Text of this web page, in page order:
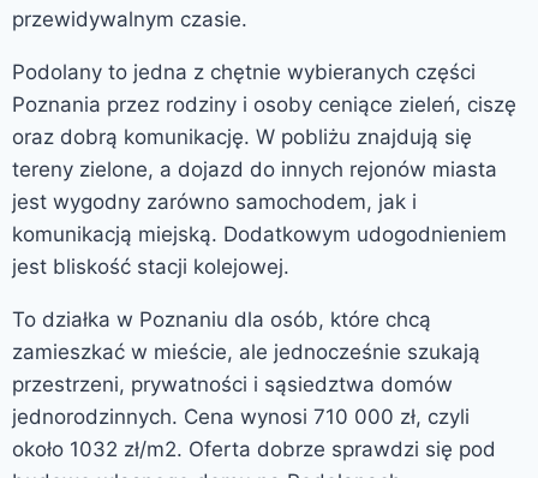
przewidywalnym czasie.
Podolany to jedna z chętnie wybieranych części
Poznania przez rodziny i osoby ceniące zieleń, ciszę
oraz dobrą komunikację. W pobliżu znajdują się
tereny zielone, a dojazd do innych rejonów miasta
jest wygodny zarówno samochodem, jak i
komunikacją miejską. Dodatkowym udogodnieniem
jest bliskość stacji kolejowej.
To działka w Poznaniu dla osób, które chcą
zamieszkać w mieście, ale jednocześnie szukają
przestrzeni, prywatności i sąsiedztwa domów
jednorodzinnych. Cena wynosi 710 000 zł, czyli
około 1032 zł/m2. Oferta dobrze sprawdzi się pod